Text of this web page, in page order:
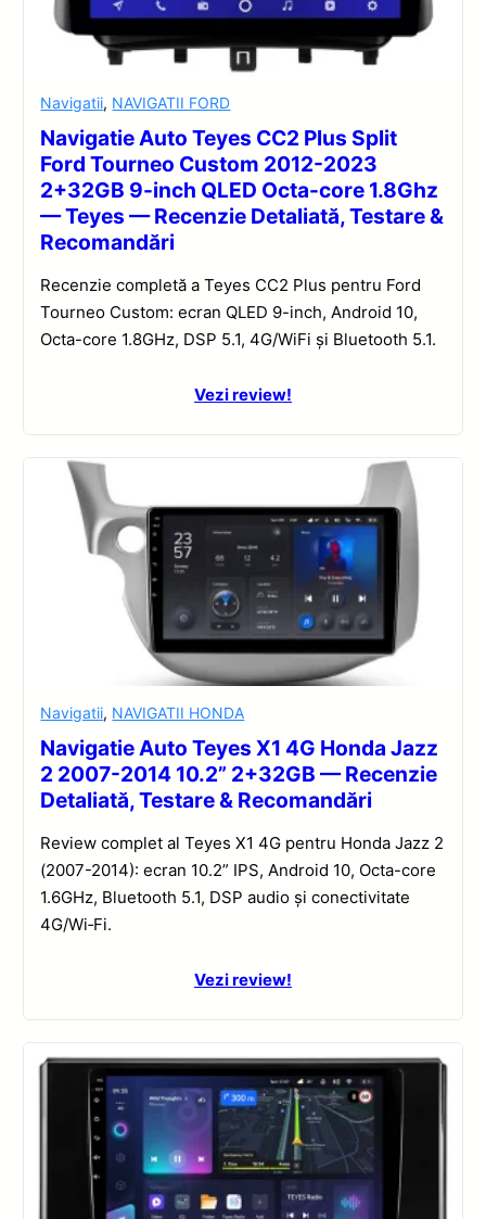
Navigatii, NAVIGATII FORD
Navigatie Auto Teyes CC2 Plus Split
Ford Tourneo Custom 2012-2023
2+32GB 9-inch QLED Octa-core 1.8Ghz
— Teyes — Recenzie Detaliată, Testare &
Recomandări
Recenzie completă a Teyes CC2 Plus pentru Ford
Tourneo Custom: ecran QLED 9-inch, Android 10,
Octa-core 1.8GHz, DSP 5.1, 4G/WiFi și Bluetooth 5.1.
Vezi review!
Navigatii, NAVIGATII HONDA
Navigatie Auto Teyes X1 4G Honda Jazz
2 2007-2014 10.2” 2+32GB — Recenzie
Detaliată, Testare & Recomandări
Review complet al Teyes X1 4G pentru Honda Jazz 2
(2007-2014): ecran 10.2” IPS, Android 10, Octa-core
1.6GHz, Bluetooth 5.1, DSP audio și conectivitate
4G/Wi‑Fi.
Vezi review!